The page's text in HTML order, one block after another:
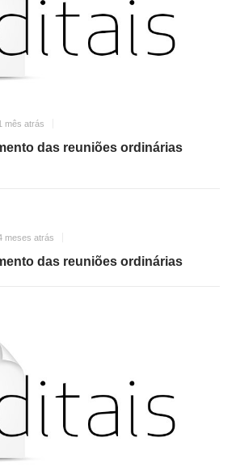
mês atrás
das reuniões ordinárias
meses atrás
das reuniões ordinárias